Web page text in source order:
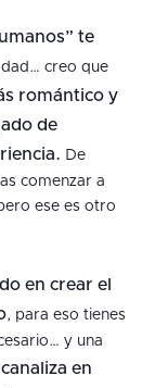
te
creo que
romántico y
de
De
comenzar a
ese es otro
en crear el
, para eso tienes
y una
en